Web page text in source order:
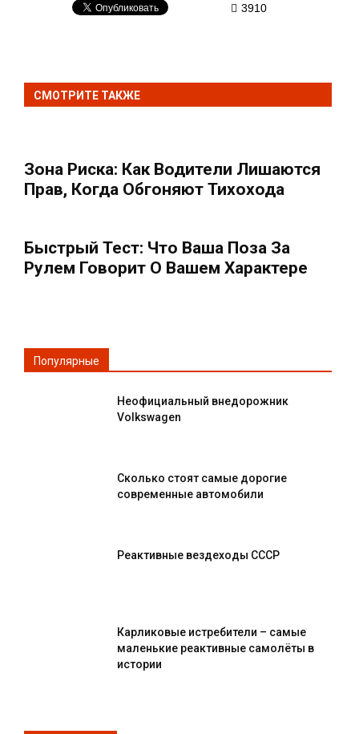
3910
СМОТРИТЕ ТАКЖЕ
Зона Риска: Как Водители Лишаются
Прав, Когда Обгоняют Тихохода
Быстрый Тест: Что Ваша Поза За
Рулем Говорит О Вашем Характере
Популярные
Неофициальный внедорожник
Volkswagen
Сколько стоят самые дорогие
современные автомобили
Реактивные вездеходы СССР
Карликовые истребители – самые
маленькие реактивные самолёты в
истории